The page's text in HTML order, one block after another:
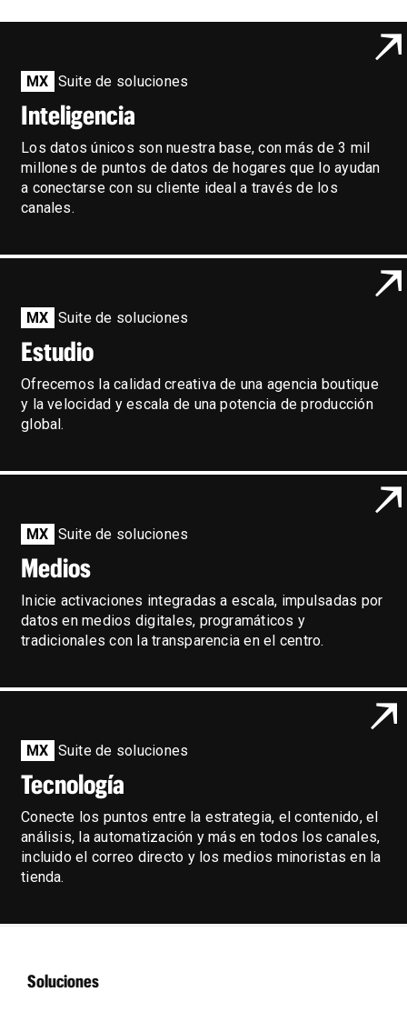
MX Suite de soluciones
Inteligencia
Los datos únicos son nuestra base, con más de 3 mil
millones de puntos de datos de hogares que lo ayudan
a conectarse con su cliente ideal a través de los
canales.
MX Suite de soluciones
Estudio
Ofrecemos la calidad creativa de una agencia boutique
y la velocidad y escala de una potencia de producción
global.
MX Suite de soluciones
Medios
Inicie activaciones integradas a escala, impulsadas por
datos en medios digitales, programáticos y
tradicionales con la transparencia en el centro.
MX Suite de soluciones
Tecnología
Conecte los puntos entre la estrategia, el contenido, el
análisis, la automatización y más en todos los canales,
incluido el correo directo y los medios minoristas en la
tienda.
Soluciones